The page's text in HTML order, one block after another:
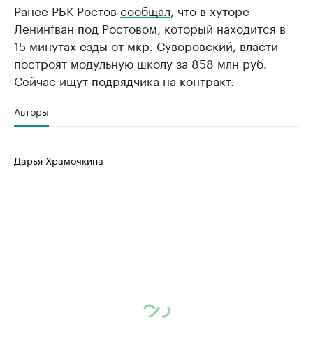
Ранее РБК Ростов сообщал , что в хуторе
Ленинfван под Ростовом, который находится в
15 минутах езды от мкр. Суворовский, власти
построят модульную школу за 858 млн руб.
Сейчас ищут подрядчика на контракт.
Авторы
Дарья Храмочкина